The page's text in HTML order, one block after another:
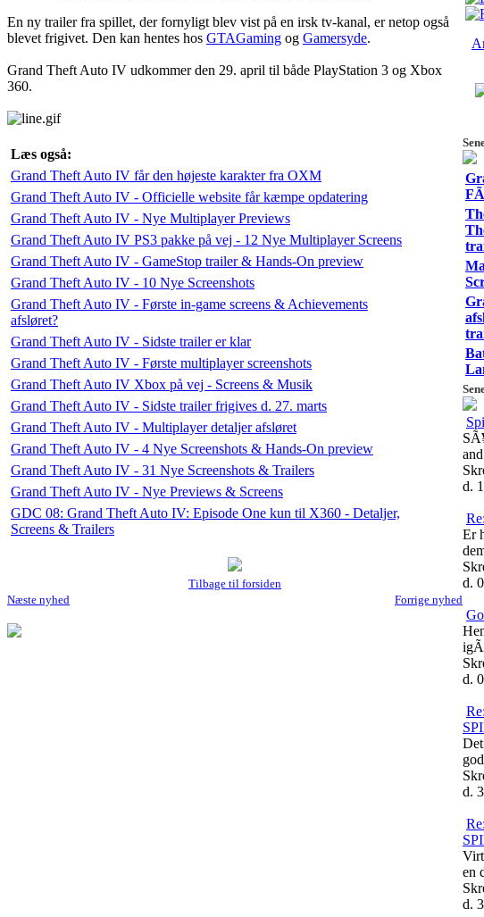
En ny trailer fra spillet, der fornyligt blev vist på en irsk tv-kanal, er netop også
blevet frigivet. Den kan hentes hos GTAGaming og Gamersyde.
Grand Theft Auto IV udkommer den 29. april til både PlayStation 3 og Xbox
360.
Læs også:
Grand Theft Auto IV får den højeste karakter fra OXM
Grand Theft Auto IV - Officielle website får kæmpe opdatering
Grand Theft Auto IV - Nye Multiplayer Previews
Grand Theft Auto IV PS3 pakke på vej - 12 Nye Multiplayer Screens
Grand Theft Auto IV - GameStop trailer & Hands-On preview
Grand Theft Auto IV - 10 Nye Screenshots
Grand Theft Auto IV - Første in-game screens & Achievements
afsløret?
Grand Theft Auto IV - Sidste trailer er klar
Grand Theft Auto IV - Første multiplayer screenshots
Grand Theft Auto IV Xbox på vej - Screens & Musik
Grand Theft Auto IV - Sidste trailer frigives d. 27. marts
Grand Theft Auto IV - Multiplayer detaljer afsløret
Grand Theft Auto IV - 4 Nye Screenshots & Hands-On preview
Grand Theft Auto IV - 31 Nye Screenshots & Trailers
Grand Theft Auto IV - Nye Previews & Screens
GDC 08: Grand Theft Auto IV: Episode One kun til X360 - Detaljer,
Screens & Trailers
Tilbage til forsiden
Forrige nyhed
Næste nyhed
d.
Er
d.
d.
d.
en
d.